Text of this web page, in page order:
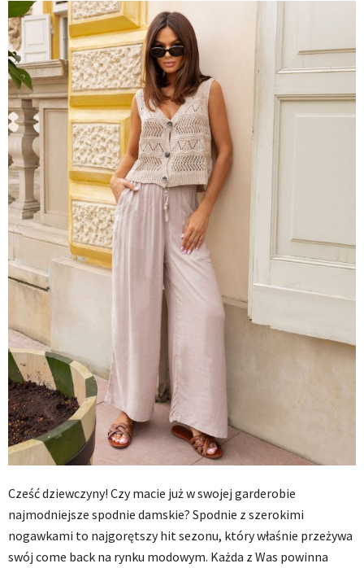
Cześć dziewczyny! Czy macie już w swojej garderobie
najmodniejsze spodnie damskie? Spodnie z szerokimi
nogawkami to najgorętszy hit sezonu, który właśnie przeżywa
swój come back na rynku modowym. Każda z Was powinna